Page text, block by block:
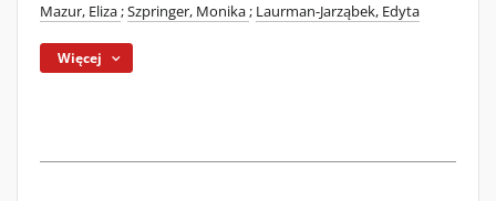
Mazur, Eliza;Szpringer, Monika; Laurman-Jarząbek, Edyta
Więcej